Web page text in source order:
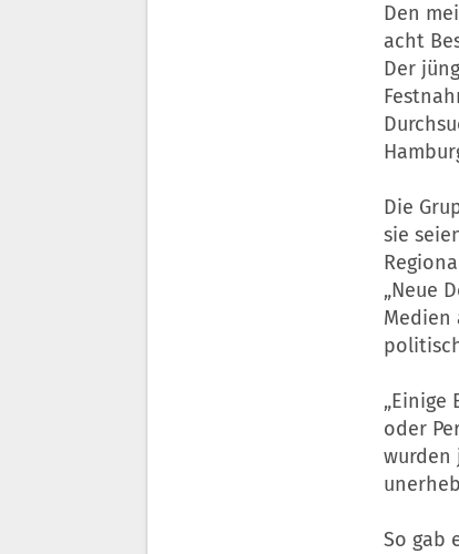
Den
acht
Der
Die
sie
„Neue
Medien
„Einige
oder
wurden
So gab